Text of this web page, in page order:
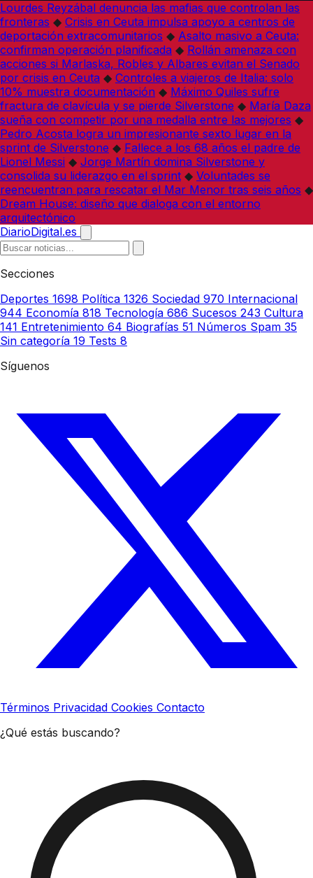
Lourdes Reyzábal denuncia las mafias que controlan las
fronteras ◆ Crisis en Ceuta impulsa apoyo a centros de
deportación extracomunitarios ◆ Asalto masivo a Ceuta:
confirman operación planificada ◆ Rollán amenaza con
acciones si Marlaska, Robles y Albares evitan el Senado
por crisis en Ceuta ◆ Controles a viajeros de Italia: solo
10% muestra documentación ◆ Máximo Quiles sufre
fractura de clavícula y se pierde Silverstone ◆ María Daza
sueña con competir por una medalla entre las mejores ◆
Pedro Acosta logra un impresionante sexto lugar en la
sprint de Silverstone ◆ Fallece a los 68 años el padre de
Lionel Messi ◆ Jorge Martín domina Silverstone y
consolida su liderazgo en el sprint ◆ Voluntades se
reencuentran para rescatar el Mar Menor tras seis años ◆
Dream House: diseño que dialoga con el entorno
arquitectónico
DiarioDigital.es
Secciones
Deportes 1698 Política 1326 Sociedad 970 Internacional
944 Economía 818 Tecnología 686 Sucesos 243 Cultura
141 Entretenimiento 64 Biografías 51 Números Spam 35
Sin categoría 19 Tests 8
Síguenos
Términos Privacidad Cookies Contacto
¿Qué estás buscando?